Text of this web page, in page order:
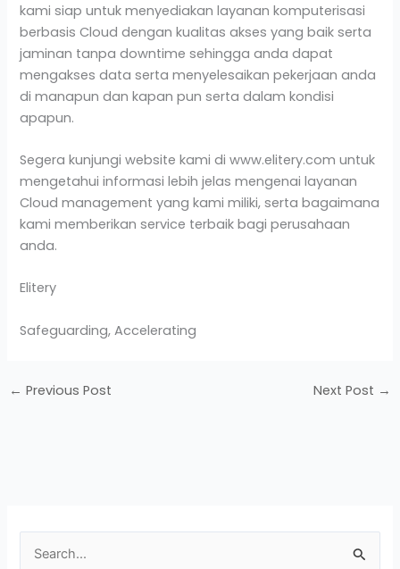
kami siap untuk menyediakan layanan komputerisasi
berbasis Cloud dengan kualitas akses yang baik serta
jaminan tanpa downtime sehingga anda dapat
mengakses data serta menyelesaikan pekerjaan anda
di manapun dan kapan pun serta dalam kondisi
apapun.
Segera kunjungi website kami di www.elitery.com untuk
mengetahui informasi lebih jelas mengenai layanan
Cloud management yang kami miliki, serta bagaimana
kami memberikan service terbaik bagi perusahaan
anda.
Elitery
Safeguarding, Accelerating
← Previous Post Next Post →